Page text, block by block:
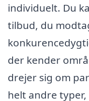
individuelt. Du
tilbud, du
der kender
drejer sig om
helt andre